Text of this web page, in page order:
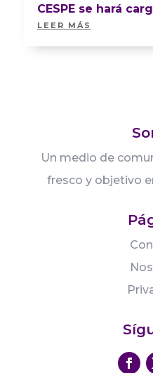
CESPE se hará
LEER MÁS
Un medio de
fresco y objetivo